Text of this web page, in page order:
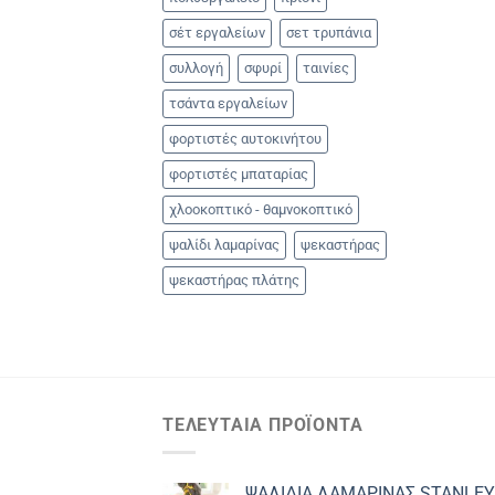
σέτ εργαλείων σετ τρυπάνια
συλλογή σφυρί ταινίες
τσάντα εργαλείων
φορτιστές αυτοκινήτου
φορτιστές μπαταρίας
χλοοκοπτικό - θαμνοκοπτικό
ψαλίδι λαμαρίνας ψεκαστήρας
ψεκαστήρας πλάτης
ΤΕΛΕΥΤΑΊΑ ΠΡΟΪΌΝΤΑ